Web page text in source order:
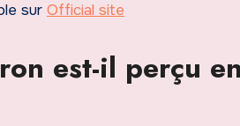
sur Official site
est-il perçu